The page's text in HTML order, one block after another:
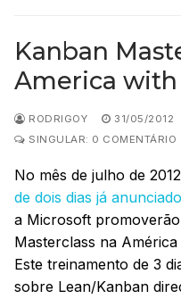
Kanban
America
RODRIGOY 31/05/2012
SINGULAR: 0 COMENTÁRIO
No mês de julho de
de dois dias já
a Microsoft
Masterclass na
Este treinamento de 3
sobre Lean/Kanban